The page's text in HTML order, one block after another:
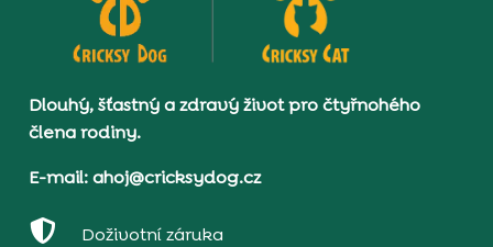
Dlouhý, šťastný a zdravý život pro čtyřnohého
člena rodiny.
E-mail: ahoj@cricksydog.cz
 Doživotní záruka